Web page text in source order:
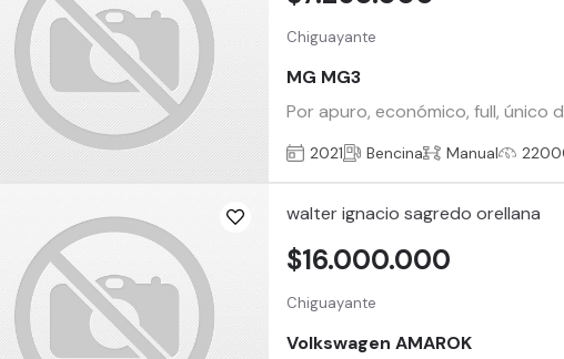
Chiguayante
MG MG3
Por apuro, económico, full, único
2021 Bencina Manual
walter ignacio sagredo orellana
Chiguayante
Volkswagen AMAROK
$16.000.000